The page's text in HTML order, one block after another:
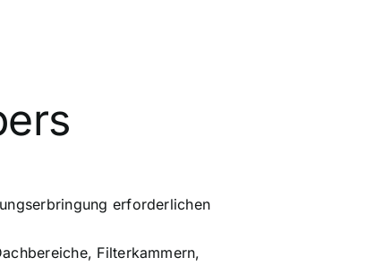
erforderlichen
Filterkammern,